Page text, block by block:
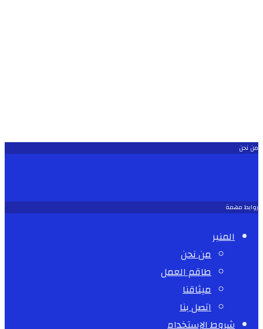
من نحن
روابط مهمة
المنبر
من نحن
طاقم العمل
ميثاقنا
اتصل بنا
شروط الإستخدام